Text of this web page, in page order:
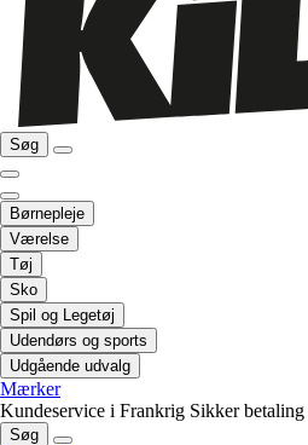
Søg
Børnepleje
Værelse
Tøj
Sko
Spil og Legetøj
Udendørs og sports
Udgående udvalg
Mærker
Kundeservice i Frankrig Sikker betaling
Søg